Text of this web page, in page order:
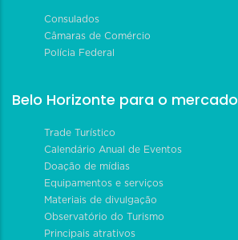
Consulados
Câmaras de Comércio
Polícia Federal
Belo Horizonte para o mercado
Trade Turístico
Calendário Anual de Eventos
Doação de mídias
Equipamentos e serviços
Materiais de divulgação
Observatório do Turismo
Principais atrativos